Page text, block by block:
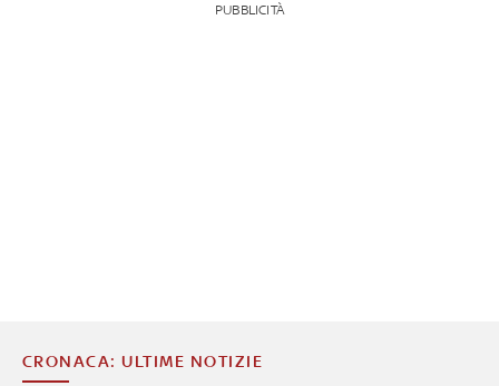
PUBBLICITÀ
CRONACA: ULTIME NOTIZIE